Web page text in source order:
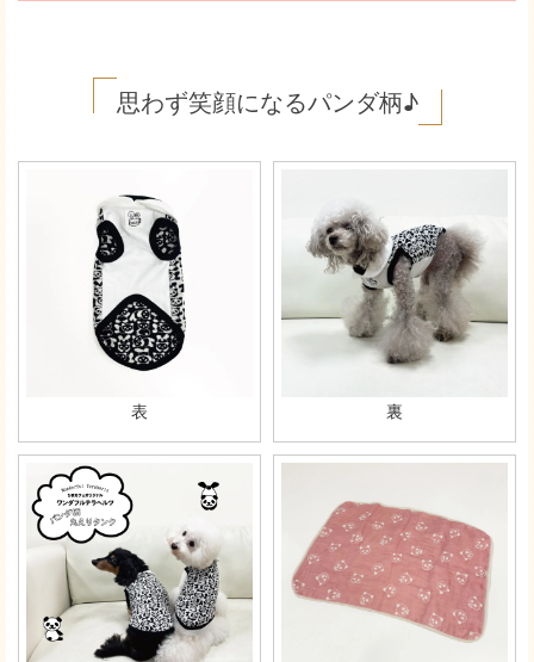
思わず笑顔になるパンダ柄♪
表 裏